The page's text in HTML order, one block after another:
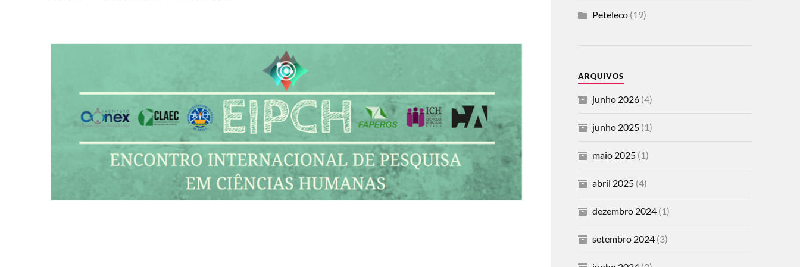
Peteleco(19)
ARQUIVOS
junho 2026(4)
junho 2025(1)
maio 2025(1)
abril 2025(4)
dezembro 2024(1)
setembro 2024(3)